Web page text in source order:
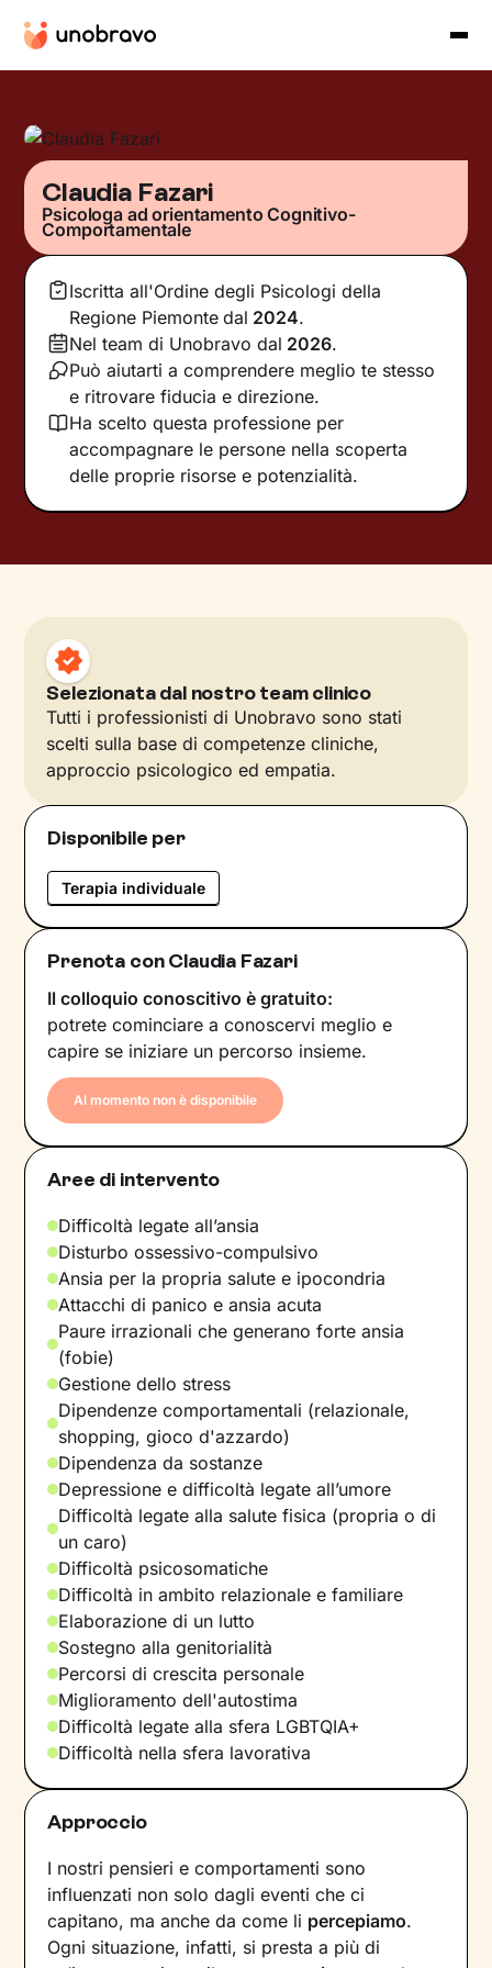
Claudia Fazari
Psicologa ad orientamento Cognitivo-
Comportamentale
Iscritta all'Ordine degli Psicologi della
Regione Piemonte dal 2024.
Nel team di Unobravo dal 2026.
Può aiutarti a comprendere meglio te stesso
e ritrovare fiducia e direzione.
Ha scelto questa professione per
accompagnare le persone nella scoperta
delle proprie risorse e potenzialità.
Selezionata dal nostro team clinico
Tutti i professionisti di Unobravo sono stati
scelti sulla base di competenze cliniche,
approccio psicologico ed empatia.
Disponibile per
Terapia individuale
Prenota con Claudia Fazari
Il colloquio conoscitivo è gratuito:
potrete cominciare a conoscervi meglio e
capire se iniziare un percorso insieme.
Al momento non è disponibile
Aree di intervento
Difficoltà legate all’ansia
Disturbo ossessivo-compulsivo
Ansia per la propria salute e ipocondria
Attacchi di panico e ansia acuta
Paure irrazionali che generano forte ansia
(fobie)
Gestione dello stress
Dipendenze comportamentali (relazionale,
shopping, gioco d'azzardo)
Dipendenza da sostanze
Depressione e difficoltà legate all’umore
Difficoltà legate alla salute fisica (propria o di
un caro)
Difficoltà psicosomatiche
Difficoltà in ambito relazionale e familiare
Elaborazione di un lutto
Sostegno alla genitorialità
Percorsi di crescita personale
Miglioramento dell'autostima
Difficoltà legate alla sfera LGBTQIA+
Difficoltà nella sfera lavorativa
Approccio
I nostri pensieri e comportamenti sono
influenzati non solo dagli eventi che ci
capitano, ma anche da come li percepiamo.
Ogni situazione, infatti, si presta a più di